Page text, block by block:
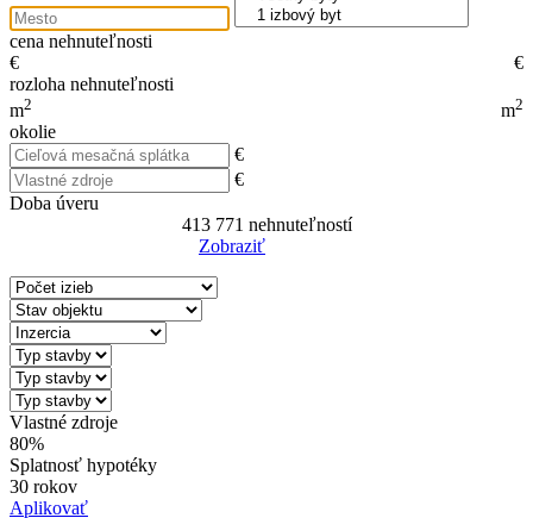
cena nehnuteľnosti
€
€
rozloha nehnuteľnosti
m2 m2
okolie
€
€
Doba úveru
413 771 nehnuteľností
Zobraziť
Vlastné zdroje
80%
Splatnosť hypotéky
30 rokov
Aplikovať